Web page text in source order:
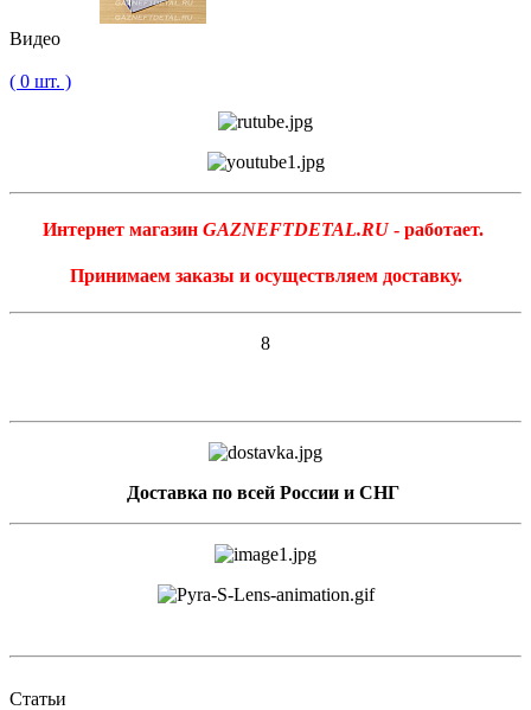
Видео
( 0 шт. )
Интернет магазин GAZNEFTDETAL.RU- работает.
Принимаем заказы и осуществляем доставку.
8
Доставка по всей России и СНГ
Статьи